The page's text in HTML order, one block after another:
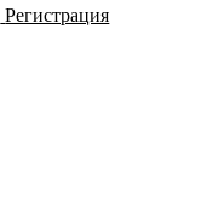
Регистрация